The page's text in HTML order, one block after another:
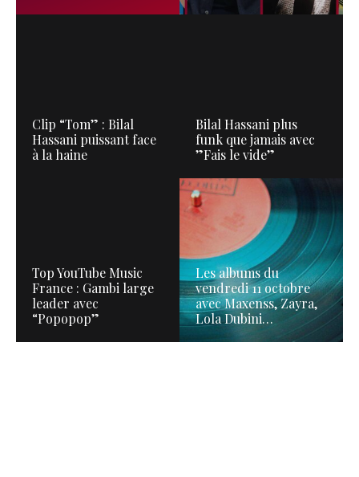
Clip “Tom” : Bilal
Hassani puissant face
à la haine
Bilal Hassani plus
funk que jamais avec
”Fais le vide”
Top YouTube Music
France : Gambi large
leader avec
“Popopop”
Les albums du
vendredi 11 octobre
avec Maxenss, Zayra,
Lola Dubini…